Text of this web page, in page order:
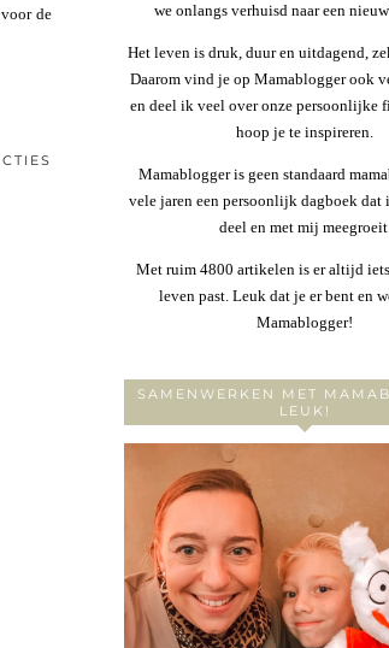
de
we onlangs verhuisd naar een
Het leven is druk, duur en uitdagend,
Daarom vind je op Mamablogger ook
en deel ik veel over onze persoonlijke
hoop je te inspireren.
Mamablogger is geen standaard
vele jaren een persoonlijk dagboek dat
deel en met mij
Met ruim 4800 artikelen is er altijd
leven past. Leuk dat je er bent en
Mamablogger!
SAMENWERKEN MET
LEUK!